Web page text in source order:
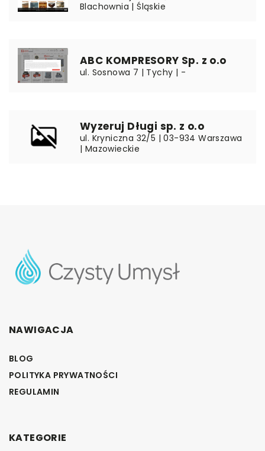
Blachownia | Śląskie
ABC KOMPRESORY Sp. z o.o
ul. Sosnowa 7 | Tychy | -
Wyzeruj Długi sp. z o.o
ul. Kryniczna 32/5 | 03-934 Warszawa
| Mazowieckie
NAWIGACJA
BLOG
POLITYKA PRYWATNOŚCI
REGULAMIN
KATEGORIE